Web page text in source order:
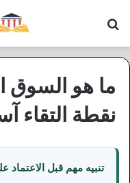
ما هو السوق
نقطة التقاء
تنبيه مهم قبل الاعتماد